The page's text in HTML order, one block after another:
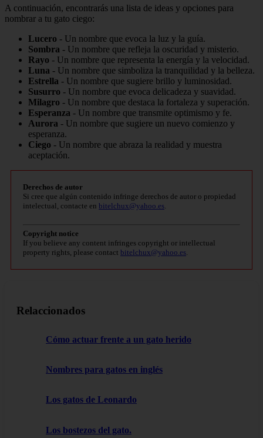
A continuación, encontrarás una lista de ideas y opciones para
nombrar a tu gato ciego:
Lucero - Un nombre que evoca la luz y la guía.
Sombra - Un nombre que refleja la oscuridad y misterio.
Rayo - Un nombre que representa la energía y la velocidad.
Luna - Un nombre que simboliza la tranquilidad y la belleza.
Estrella - Un nombre que sugiere brillo y luminosidad.
Susurro - Un nombre que evoca delicadeza y suavidad.
Milagro - Un nombre que destaca la fortaleza y superación.
Esperanza - Un nombre que transmite optimismo y fe.
Aurora - Un nombre que sugiere un nuevo comienzo y
esperanza.
Ciego - Un nombre que abraza la realidad y muestra
aceptación.
Derechos de autor
Si cree que algún contenido infringe derechos de autor o propiedad
intelectual, contacte en bitelchux@yahoo.es.
Copyright notice
If you believe any content infringes copyright or intellectual
property rights, please contact bitelchux@yahoo.es.
Relaccionados
Cómo actuar frente a un gato herido
Nombres para gatos en inglés
Los gatos de Leonardo
Los bostezos del gato.